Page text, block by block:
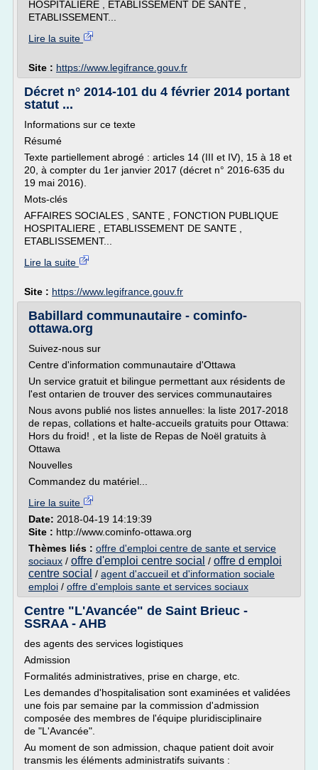
HOSPITALIERE , ETABLISSEMENT DE SANTE ,
ETABLISSEMENT...
Lire la suite
Site : https://www.legifrance.gouv.fr
Décret n° 2014-101 du 4 février 2014 portant
statut ...
Informations sur ce texte
Résumé
Texte partiellement abrogé : articles 14 (III et IV), 15 à 18 et
20, à compter du 1er janvier 2017 (décret n° 2016-635 du
19 mai 2016).
Mots-clés
AFFAIRES SOCIALES , SANTE , FONCTION PUBLIQUE
HOSPITALIERE , ETABLISSEMENT DE SANTE ,
ETABLISSEMENT...
Lire la suite
Site : https://www.legifrance.gouv.fr
Babillard communautaire - cominfo-
ottawa.org
Suivez-nous sur
Centre d'information communautaire d'Ottawa
Un service gratuit et bilingue permettant aux résidents de
l'est ontarien de trouver des services communautaires
Nous avons publié nos listes annuelles: la liste 2017-2018
de repas, collations et halte-accueils gratuits pour Ottawa:
Hors du froid! , et la liste de Repas de Noël gratuits à
Ottawa
Nouvelles
Commandez du matériel...
Lire la suite
Date: 2018-04-19 14:19:39
Site : http://www.cominfo-ottawa.org
Thèmes liés : offre d'emploi centre de sante et service
sociaux / offre d'emploi centre social / offre d emploi
centre social / agent d'accueil et d'information sociale
emploi / offre d'emplois sante et services sociaux
Centre "L'Avancée" de Saint Brieuc -
SSRAA - AHB
des agents des services logistiques
Admission
Formalités administratives, prise en charge, etc.
Les demandes d'hospitalisation sont examinées et validées
une fois par semaine par la commission d'admission
composée des membres de l'équipe pluridisciplinaire
de "L'Avancée".
Au moment de son admission, chaque patient doit avoir
transmis les éléments administratifs suivants :